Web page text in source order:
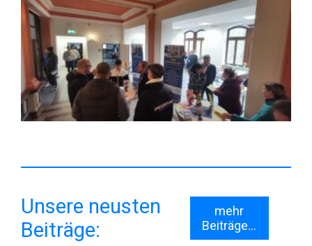
Unsere neusten
Beiträge:
mehr
Beiträge...